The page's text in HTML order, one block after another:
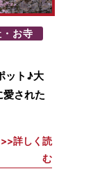
お寺
ット♪大
愛された
詳しく読
む